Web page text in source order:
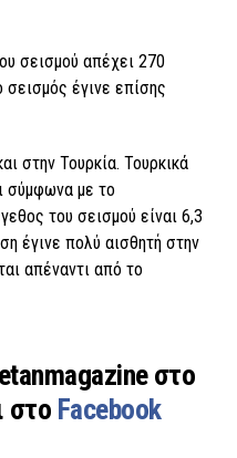
σεισμού απέχει 270
έγινε επίσης
στην Τουρκία. Τουρκικά
σύμφωνα με το
του σεισμού είναι 6,3
έγινε πολύ αισθητή στην
απέναντι από το
στο
στο Facebook